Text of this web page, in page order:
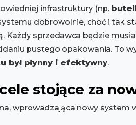
infrastruktury (np.
dobrowolnie, choć i tak
Każdy sprzedawca będzie
pustego opakowania. To
był płynny i efektywny.
cele stojące za
wprowadzająca nowy system